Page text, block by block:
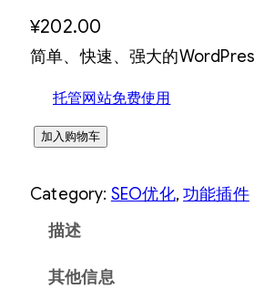
¥202.00
简单、快速、强大的
托管网站免费使用
O
加入购物车
Category: SEO优化, 功能插件
描述
其他信息